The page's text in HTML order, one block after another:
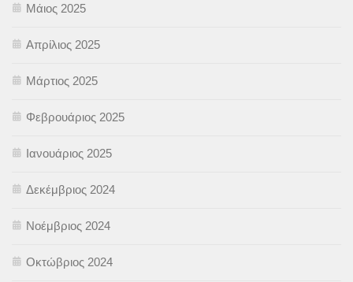
Μάιος 2025
Απρίλιος 2025
Μάρτιος 2025
Φεβρουάριος 2025
Ιανουάριος 2025
Δεκέμβριος 2024
Νοέμβριος 2024
Οκτώβριος 2024